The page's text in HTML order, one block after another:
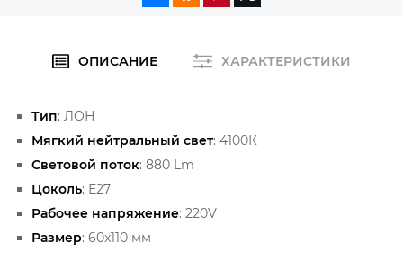
ОПИСАНИЕ ХАРАКТЕРИСТИКИ
Тип: ЛОН
Мягкий нейтральный свет: 4100К
Световой поток: 880 Lm
Цоколь: Е27
Рабочее напряжение: 220V
Размер: 60x110 мм